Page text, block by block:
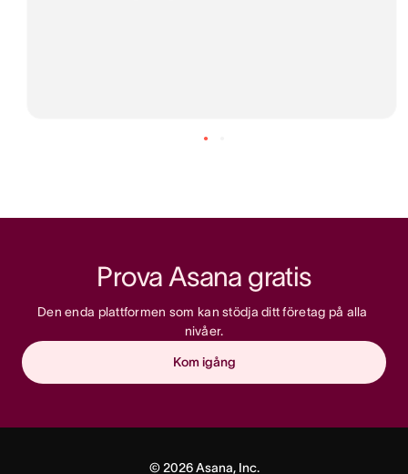
Prova Asana gratis
Den enda plattformen som kan stödja ditt företag på alla
nivåer.
Kom igång
© 2026Asana, Inc.